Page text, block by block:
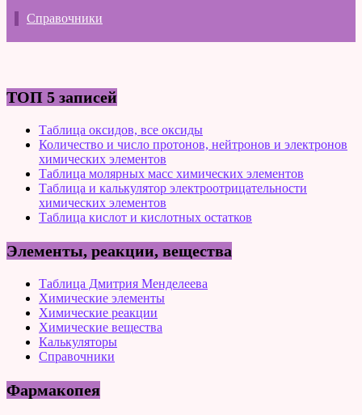
Справочники
ТОП 5 записей
Таблица оксидов, все оксиды
Количество и число протонов, нейтронов и электронов
химических элементов
Таблица молярных масс химических элементов
Таблица и калькулятор электроотрицательности
химических элементов
Таблица кислот и кислотных остатков
Элементы, реакции, вещества
Таблица Дмитрия Менделеева
Химические элементы
Химические реакции
Химические вещества
Калькуляторы
Справочники
Фармакопея